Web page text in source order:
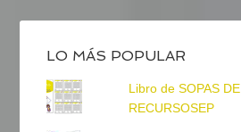
LO MÁS POPULAR
Libro de SOPAS
RECURSOSEP